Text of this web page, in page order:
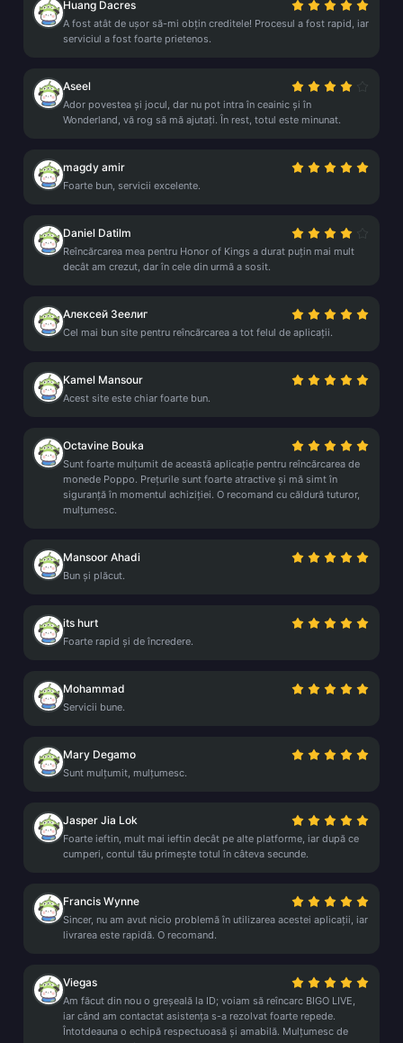
Huang Dacres
A fost atât de ușor să-mi obțin creditele! Procesul a fost rapid, iar
serviciul a fost foarte prietenos.
Aseel
Ador povestea și jocul, dar nu pot intra în ceainic și în
Wonderland, vă rog să mă ajutați. În rest, totul este minunat.
magdy amir
Foarte bun, servicii excelente.
Daniel Datilm
Reîncărcarea mea pentru Honor of Kings a durat puțin mai mult
decât am crezut, dar în cele din urmă a sosit.
Алексей Зеелиг
Cel mai bun site pentru reîncărcarea a tot felul de aplicații.
Kamel Mansour
Acest site este chiar foarte bun.
Octavine Bouka
Sunt foarte mulțumit de această aplicație pentru reîncărcarea de
monede Poppo. Prețurile sunt foarte atractive și mă simt în
siguranță în momentul achiziției. O recomand cu căldură tuturor,
mulțumesc.
Mansoor Ahadi
Bun și plăcut.
its hurt
Foarte rapid și de încredere.
Mohammad
Servicii bune.
Mary Degamo
Sunt mulțumit, mulțumesc.
Jasper Jia Lok
Foarte ieftin, mult mai ieftin decât pe alte platforme, iar după ce
cumperi, contul tău primește totul în câteva secunde.
Francis Wynne
Sincer, nu am avut nicio problemă în utilizarea acestei aplicații, iar
livrarea este rapidă. O recomand.
Viegas
Am făcut din nou o greșeală la ID; voiam să reîncarc BIGO LIVE,
iar când am contactat asistența s-a rezolvat foarte repede.
Întotdeauna o echipă respectuoasă și amabilă. Mulțumesc de